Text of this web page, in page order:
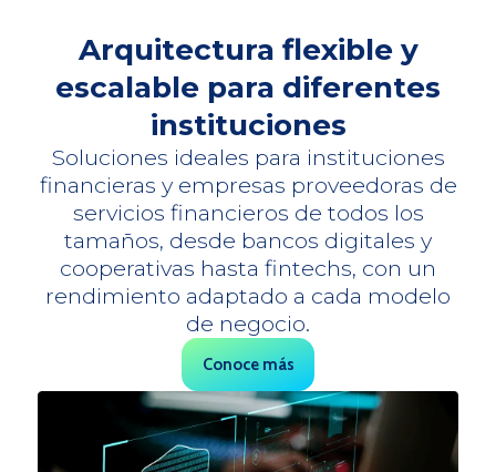
Arquitectura flexible y
escalable para diferentes
instituciones
Soluciones ideales para instituciones
financieras y empresas proveedoras de
servicios financieros de todos los
tamaños, desde bancos digitales y
cooperativas hasta fintechs, con un
rendimiento adaptado a cada modelo
de negocio.
Conoce más